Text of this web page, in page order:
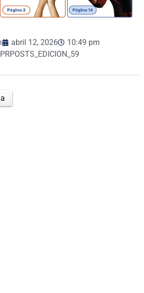
abril 12, 2026
10:49 pm
PRPOSTS_EDICION_59